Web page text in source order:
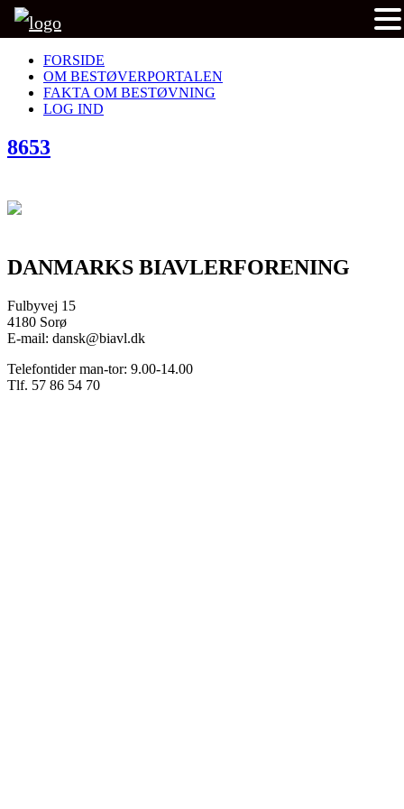
FORSIDE
OM BESTØVERPORTALEN
FAKTA OM BESTØVNING
LOG IND
8653
DANMARKS BIAVLERFORENING
Fulbyvej 15
4180 Sorø
E-mail: dansk@biavl.dk
Telefontider man-tor: 9.00-14.00
Tlf. 57 86 54 70